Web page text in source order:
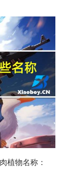
植物名称：